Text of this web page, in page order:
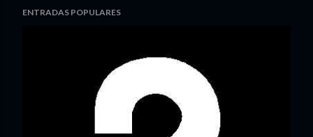
ENTRADAS POPULARES